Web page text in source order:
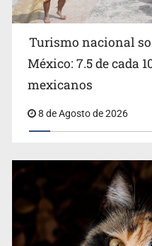
Belinda se corona como
Turismo nacional
México: 7.5 de cada
mexicanos
8 de Agosto de 2026